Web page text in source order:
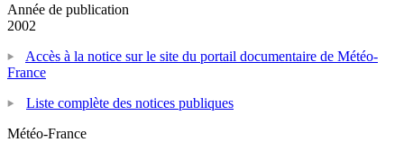
Année de publication
2002
Accès à la notice sur le site du portail documentaire de Météo-
France
Liste complète des notices publiques
Météo-France